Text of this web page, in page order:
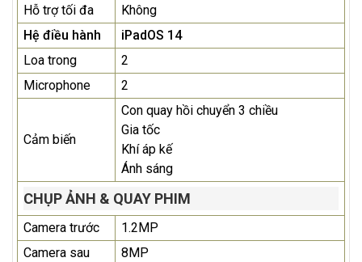
Hỗ trợ tối đa
Không
Hệ điều hành
iPadOS 14
Loa trong
2
Microphone
2
Cảm biến
Con quay hồi chuyển 3 chiều
Gia tốc
Khí áp kế
Ánh sáng
CHỤP ẢNH & QUAY PHIM
Camera trước
1.2MP
Camera sau
8MP